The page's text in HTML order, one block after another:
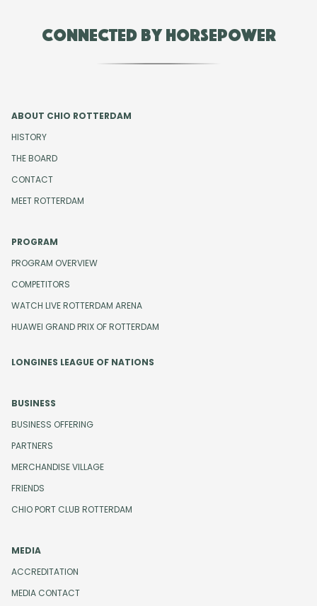
Connected by Horsepower
ABOUT CHIO ROTTERDAM
HISTORY
THE BOARD
CONTACT
MEET ROTTERDAM
PROGRAM
PROGRAM OVERVIEW
COMPETITORS
WATCH LIVE ROTTERDAM ARENA
HUAWEI GRAND PRIX OF ROTTERDAM
LONGINES LEAGUE OF NATIONS
BUSINESS
BUSINESS OFFERING
PARTNERS
MERCHANDISE VILLAGE
FRIENDS
CHIO PORT CLUB ROTTERDAM
MEDIA
ACCREDITATION
MEDIA CONTACT